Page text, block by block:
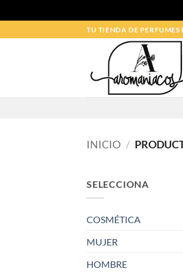
al
TU TIENDA DE
INICIO /
SELECCIONA
COSMÉTICA
MUJER
HOMBRE